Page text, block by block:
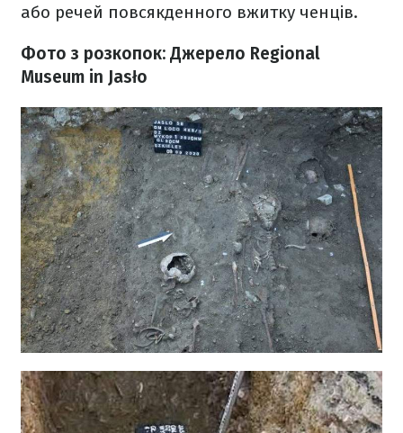
або речей повсякденного вжитку ченців.
Фото з розкопок: Джерело Regional
Museum in Jasło